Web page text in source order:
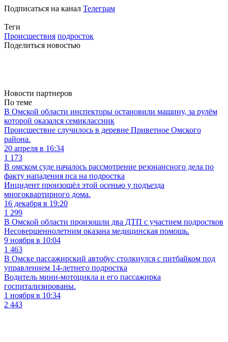
Подписаться на канал Телеграм
Теги
Происшествия подросток
Поделиться новостью
Новости партнеров
По теме
В Омской области инспекторы остановили машину, за рулём
которой оказался семиклассник
Происшествие случилось в деревне Приветное Омского
района.
20 апреля в 16:34
1 173
В омском суде началось рассмотрение резонансного дела по
факту нападения пса на подростка
Инцидент произошёл этой осенью у подъезда
многоквартирного дома.
16 декабря в 19:20
1 299
В Омской области произошли два ДТП с участием подростков
Несовершеннолетним оказана медицинская помощь.
9 ноября в 10:04
1 463
В Омске пассажирский автобус столкнулся с питбайком под
управлением 14-летнего подростка
Водитель мини-мотоцикла и его пассажирка
госпитализированы.
1 ноября в 10:34
2 443